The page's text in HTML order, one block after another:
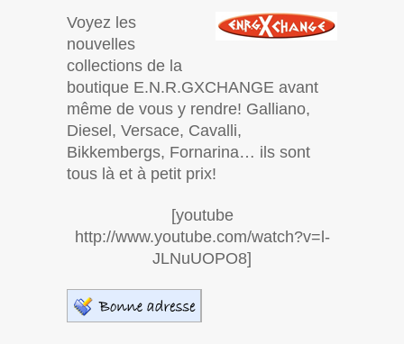
Voyez les
nouvelles
collections de la
boutique E.N.R.GXCHANGE avant
même de vous y rendre! Galliano,
Diesel, Versace, Cavalli,
Bikkembergs, Fornarina… ils sont
tous là et à petit prix!
[youtube
http://www.youtube.com/watch?v=l-
JLNuUOPO8]